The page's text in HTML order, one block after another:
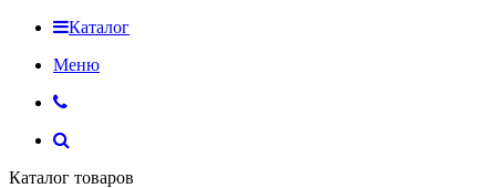
Каталог
Меню
Каталог товаров